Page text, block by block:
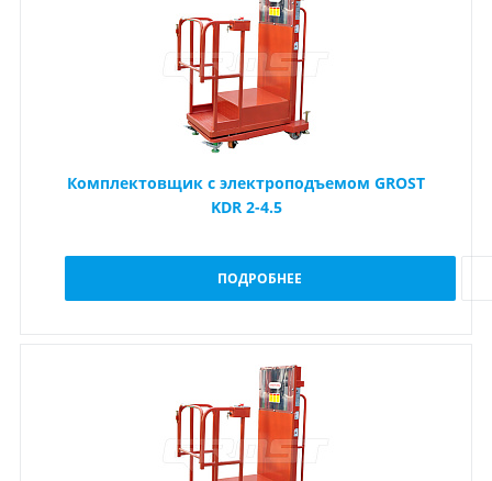
Комплектовщик с электроподъемом GROST
KDR 2-4.5
ПОДРОБНЕЕ